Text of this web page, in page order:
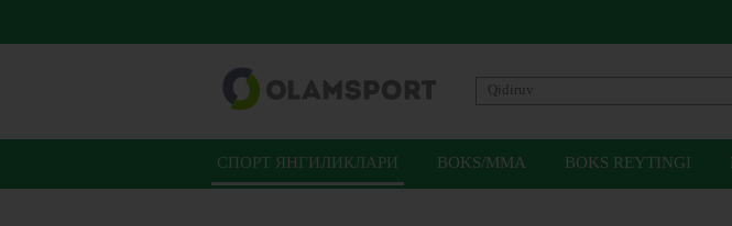
СПОРТ ЯНГИЛИКЛАРИ BOKS/MMA BOKS REYTINGI